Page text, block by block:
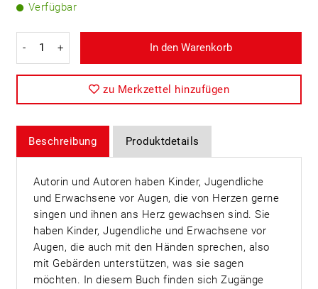
Verfügbar
- + In den Warenkorb
zu Merkzettel hinzufügen
Beschreibung Produktdetails
Autorin und Autoren haben Kinder, Jugendliche
und Erwachsene vor Augen, die von Herzen gerne
singen und ihnen ans Herz gewachsen sind. Sie
haben Kinder, Jugendliche und Erwachsene vor
Augen, die auch mit den Händen sprechen, also
mit Gebärden unterstützen, was sie sagen
möchten. In diesem Buch finden sich Zugänge